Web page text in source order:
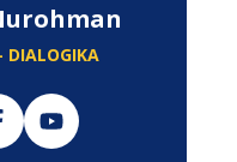
DIALOGIKA